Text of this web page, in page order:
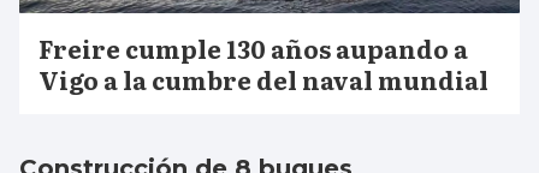
Freire cumple 130 años aupando a
Vigo a la cumbre del naval mundial